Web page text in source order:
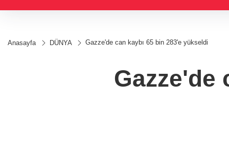
Anasayfa DÜNYA Gazze'de can kaybı 65 bin 283'e yükseldi
Gazze'de